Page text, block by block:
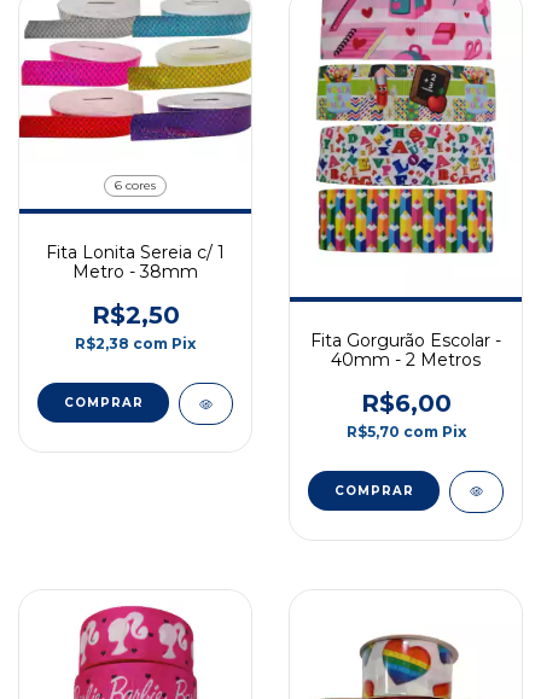
6 cores
Fita Lonita Sereia c/ 1
Metro - 38mm
R$2,50
R$2,38 com Pix
COMPRAR
Fita Gorgurão Escolar -
40mm - 2 Metros
R$6,00
R$5,70 com Pix
COMPRAR